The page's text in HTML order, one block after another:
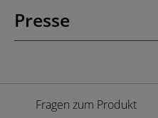
Presse
Fragen zum Produkt